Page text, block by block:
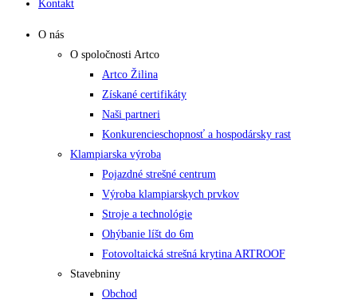
Kontakt
O nás
O spoločnosti Artco
Artco Žilina
Získané certifikáty
Naši partneri
Konkurencieschopnosť a hospodársky rast
Klampiarska výroba
Pojazdné strešné centrum
Výroba klampiarskych prvkov
Stroje a technológie
Ohýbanie líšt do 6m
Fotovoltaická strešná krytina ARTROOF
Stavebniny
Obchod